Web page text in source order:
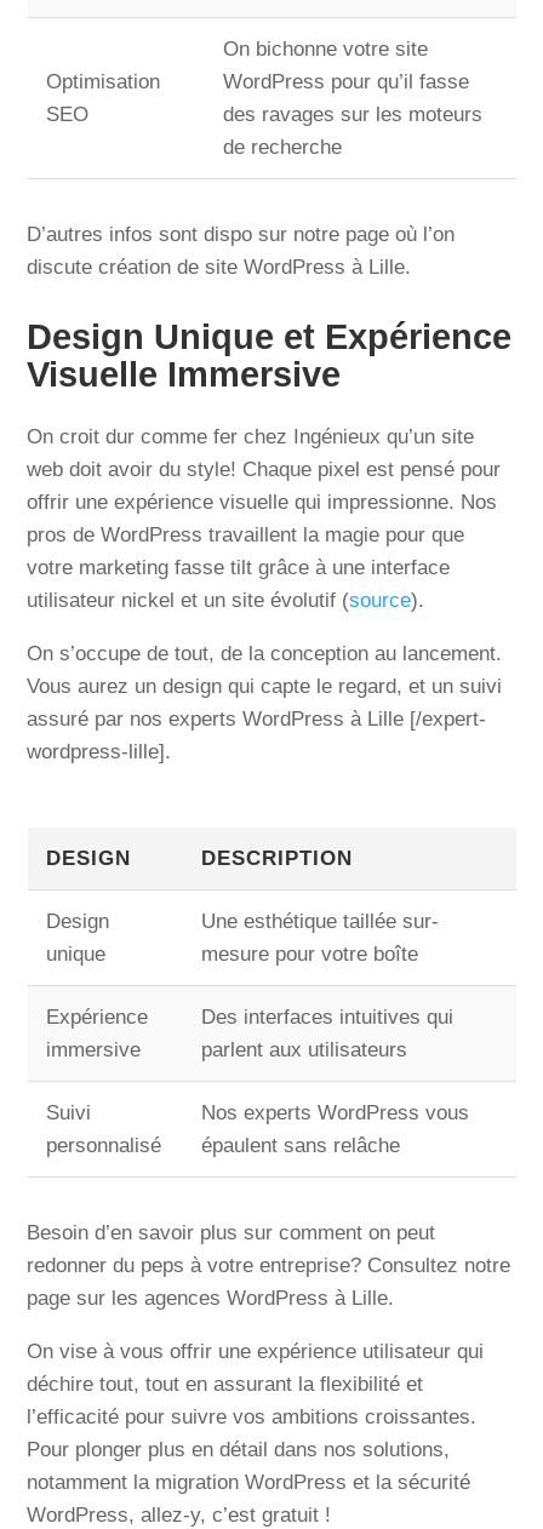
Optimisation
SEO
On bichonne votre site
WordPress pour qu’il fasse
des ravages sur les moteurs
de recherche
D’autres infos sont dispo sur notre page où l’on
discute création de site WordPress à Lille.
Design Unique et Expérience
Visuelle Immersive
On croit dur comme fer chez Ingénieux qu’un site
web doit avoir du style! Chaque pixel est pensé pour
offrir une expérience visuelle qui impressionne. Nos
pros de WordPress travaillent la magie pour que
votre marketing fasse tilt grâce à une interface
utilisateur nickel et un site évolutif (source).
On s’occupe de tout, de la conception au lancement.
Vous aurez un design qui capte le regard, et un suivi
assuré par nos experts WordPress à Lille [/expert-
wordpress-lille].
DESIGN DESCRIPTION
Design
unique
Une esthétique taillée sur-
mesure pour votre boîte
Expérience
immersive
Des interfaces intuitives qui
parlent aux utilisateurs
Suivi
personnalisé
Nos experts WordPress vous
épaulent sans relâche
Besoin d’en savoir plus sur comment on peut
redonner du peps à votre entreprise? Consultez notre
page sur les agences WordPress à Lille.
On vise à vous offrir une expérience utilisateur qui
déchire tout, tout en assurant la flexibilité et
l’efficacité pour suivre vos ambitions croissantes.
Pour plonger plus en détail dans nos solutions,
notamment la migration WordPress et la sécurité
WordPress, allez-y, c’est gratuit !